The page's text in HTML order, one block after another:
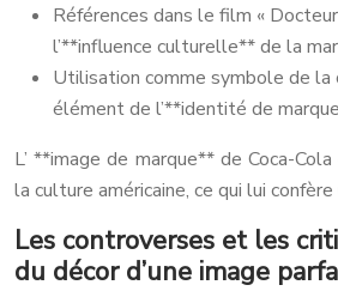
Références dans le film «
l’**influence culturelle** de la
Utilisation comme symbole de la
élément de l’**identité de
L’ **image de marque** de Coca-
la culture américaine, ce qui lui
Les controverses et les
du décor d’une image